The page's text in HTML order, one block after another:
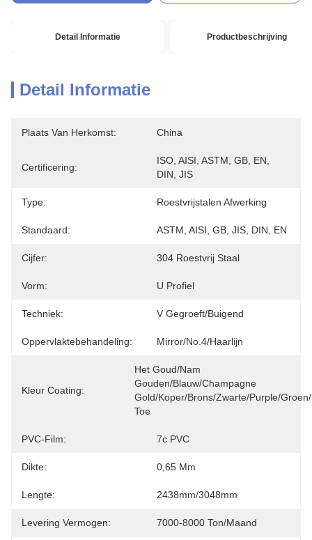
Detail Informatie Productbeschrijving
Detail Informatie
Plaats Van Herkomst: China
Certificering:
ISO, AISI, ASTM, GB, EN,
DIN, JIS
Type: Roestvrijstalen Afwerking
Standaard: ASTM, AISI, GB, JIS, DIN, EN
Cijfer: 304 Roestvrij Staal
Vorm: U Profiel
Techniek: V Gegroeft/Buigend
Oppervlaktebehandeling: Mirror/No.4/haarlijn
Kleur Coating:
Het Goud/nam
Gouden/Blauw/Champagne
Gold/Koper/Brons/Zwarte/Purple/
Toe
PVC-Film: 7c PVC
Dikte: 0,65 Mm
Lengte: 2438mm/3048mm
Levering Vermogen: 7000-8000 Ton/maand